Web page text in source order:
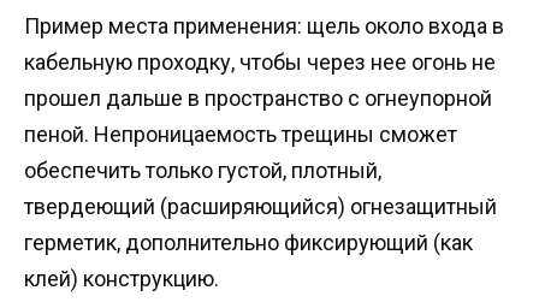
Пример места применения: щель около входа в
кабельную проходку, чтобы через нее огонь не
прошел дальше в пространство с огнеупорной
пеной. Непроницаемость трещины сможет
обеспечить только густой, плотный,
твердеющий (расширяющийся) огнезащитный
герметик, дополнительно фиксирующий (как
клей) конструкцию.